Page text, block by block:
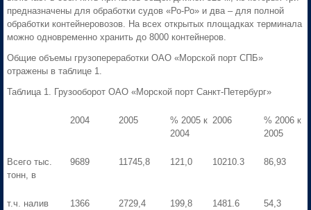
предназначены для обработки судов «Ро-Ро» и два – для полной
обработки контейнеровозов. На всех открытых площадках терминала
можно одновременно хранить до 8000 контейнеров.
Общие объемы грузопереработки ОАО «Морской порт СПБ»
отражены в таблице 1.
Таблица 1. Грузооборот ОАО «Морской порт Санкт-Петербург»
2004 2005
% 2005 к
2004
2006
% 2006 к
2005
Всего тыс.
тонн, в
9689 11745,8 121,0 10210.3 86,93
т.ч. налив 1366 2729,4 199,8 1481.6 54,3